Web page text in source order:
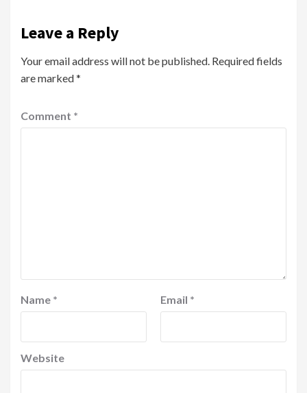
Leave a Reply
Your email address will not be published. Required fields
are marked*
Comment *
Name * Email *
Website